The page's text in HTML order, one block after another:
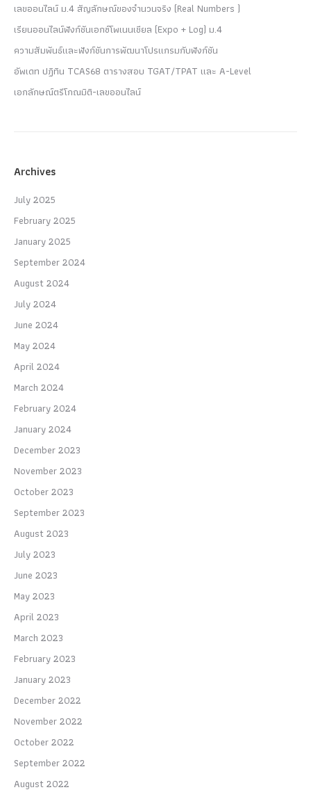
เลขออนไลน์ ม.4 สัญลักษณ์ของจำนวนจริง (Real Numbers )
เรียนออนไลน์ฟังก์ชันเอกซ์โพเนนเชียล (Expo + Log) ม.4
ความสัมพันธ์และฟังก์ชันการพัฒนาโปรแกรมกับฟังก์ชัน
อัพเดท ปฏิทิน TCAS68 ตารางสอบ TGAT/TPAT และ A-Level
เอกลักษณ์ตรีโกณมิติ-เลขออนไลน์
Archives
July 2025
February 2025
January 2025
September 2024
August 2024
July 2024
June 2024
May 2024
April 2024
March 2024
February 2024
January 2024
December 2023
November 2023
October 2023
September 2023
August 2023
July 2023
June 2023
May 2023
April 2023
March 2023
February 2023
January 2023
December 2022
November 2022
October 2022
September 2022
August 2022